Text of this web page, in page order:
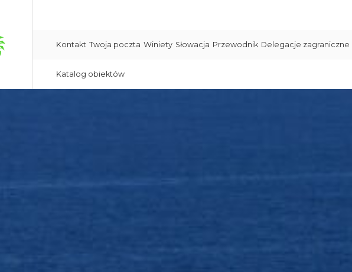
Kontakt Twoja poczta Winiety Słowacja Przewodnik Delegacje zagraniczne
Katalog obiektów